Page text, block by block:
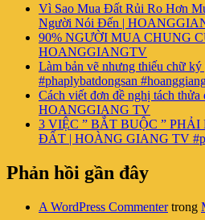
Vì Sao Mua Đất Rủi Ro Hơn
Người Nói Đến |
90% NGƯỜI MUA CHUNG
HOANGGIANGTV
Làm bản vẽ nhưng thiếu chữ ký
#phaplybatdongsan
Cách viết đơn đề nghị tách thửa
HOANGGIANG TV
3 VIỆC ” BẮT BUỘC ”
ĐẤT | HOÀNG GIANG TV
Phản hồi gần đây
A WordPress Commentertrong